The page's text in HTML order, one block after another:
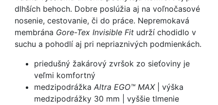
dlhších behoch. Dobre poslúžia aj na voľnočasové
nosenie, cestovanie, či do práce. Nepremokavá
membrána Gore-Tex Invisible Fit udrží chodidlo v
suchu a pohodlí aj pri nepriaznivých podmienkách.
priedušný žakárový zvršok zo sieťoviny je
veľmi komfortný
medzipodrážka Altra EGO™ MAX| výška
medzipodrážky 30 mm | vyššie tlmenie